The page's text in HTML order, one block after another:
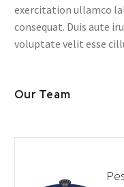
exercitation ullamco
consequat. Duis aute
voluptate velit esse
Our Team